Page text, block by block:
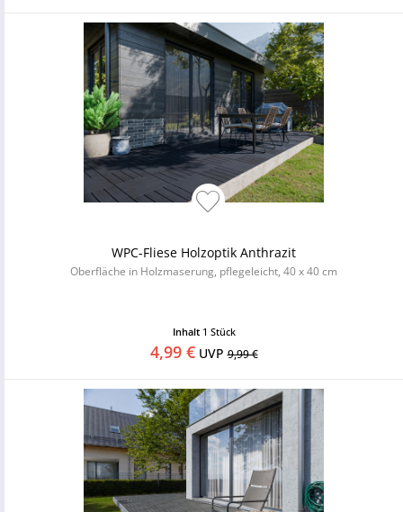
WPC-Fliese Holzoptik Anthrazit
Oberfläche in Holzmaserung, pflegeleicht, 40 x 40 cm
Inhalt 1 Stück
4,99 €UVP9,99 €